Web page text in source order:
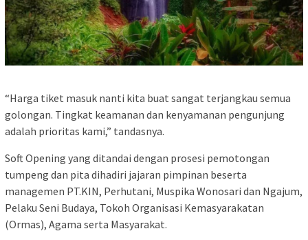
“Harga tiket masuk nanti kita buat sangat terjangkau semua
golongan. Tingkat keamanan dan kenyamanan pengunjung
adalah prioritas kami,” tandasnya.
Soft Opening yang ditandai dengan prosesi pemotongan
tumpeng dan pita dihadiri jajaran pimpinan beserta
managemen PT.KIN, Perhutani, Muspika Wonosari dan Ngajum,
Pelaku Seni Budaya, Tokoh Organisasi Kemasyarakatan
(Ormas), Agama serta Masyarakat.